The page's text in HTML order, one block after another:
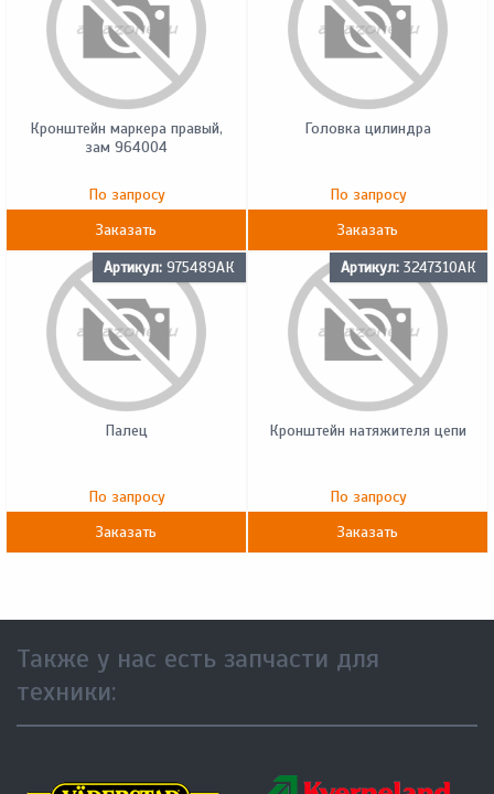
Кронштейн маркера правый,
зам 964004
По запросу
Заказать
Головка цилиндра
По запросу
Заказать
Артикул: 975489АК
Палец
По запросу
Заказать
Артикул: 3247310АК
Кронштейн натяжителя цепи
По запросу
Заказать
Также у нас есть запчасти для
техники: